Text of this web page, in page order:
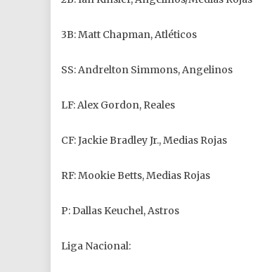
3B: Matt Chapman, Atléticos
SS: Andrelton Simmons, Angelinos
LF: Alex Gordon, Reales
CF: Jackie Bradley Jr., Medias Rojas
RF: Mookie Betts, Medias Rojas
P: Dallas Keuchel, Astros
Liga Nacional: